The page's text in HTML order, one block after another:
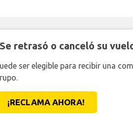
retrasó o canceló su
ser elegible para recibir una
¡RECLAMA AHORA!